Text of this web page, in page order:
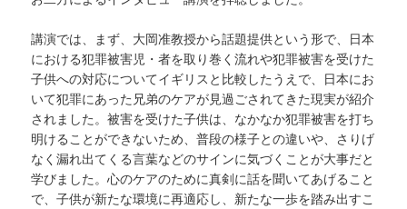
講演では、まず、大岡准教授から話題提供という形で、日本
における犯罪被害児・者を取り巻く流れや犯罪被害を受けた
子供への対応についてイギリスと比較したうえで、日本にお
いて犯罪にあった兄弟のケアが見過ごされてきた現実が紹介
されました。被害を受けた子供は、なかなか犯罪被害を打ち
明けることができないため、普段の様子との違いや、さりげ
なく漏れ出てくる言葉などのサインに気づくことが大事だと
学びました。心のケアのために真剣に話を聞いてあげること
で、子供が新たな環境に再適応し、新たな一歩を踏み出すこ